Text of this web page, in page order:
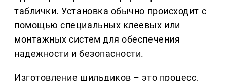
таблички. Установка обычно происходит с
помощью специальных клеевых или
монтажных систем для обеспечения
надежности и безопасности.
Изготовление шильдиков – это процесс,